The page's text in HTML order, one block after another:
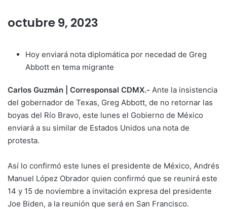
octubre 9, 2023
Hoy enviará nota diplomática por necedad de Greg
Abbott en tema migrante
Carlos Guzmán | Corresponsal CDMX.- Ante la insistencia
del gobernador de Texas, Greg Abbott, de no retornar las
boyas del Río Bravo, este lunes el Gobierno de México
enviará a su similar de Estados Unidos una nota de
protesta.
Así lo confirmó este lunes el presidente de México, Andrés
Manuel López Obrador quien confirmó que se reunirá este
14 y 15 de noviembre a invitación expresa del presidente
Joe Biden, a la reunión que será en San Francisco.